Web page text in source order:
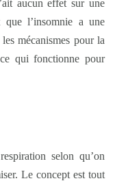
aucun effet sur une
que l’insomnie a une
mécanismes pour la
qui fonctionne pour
selon qu’on
Le concept est tout